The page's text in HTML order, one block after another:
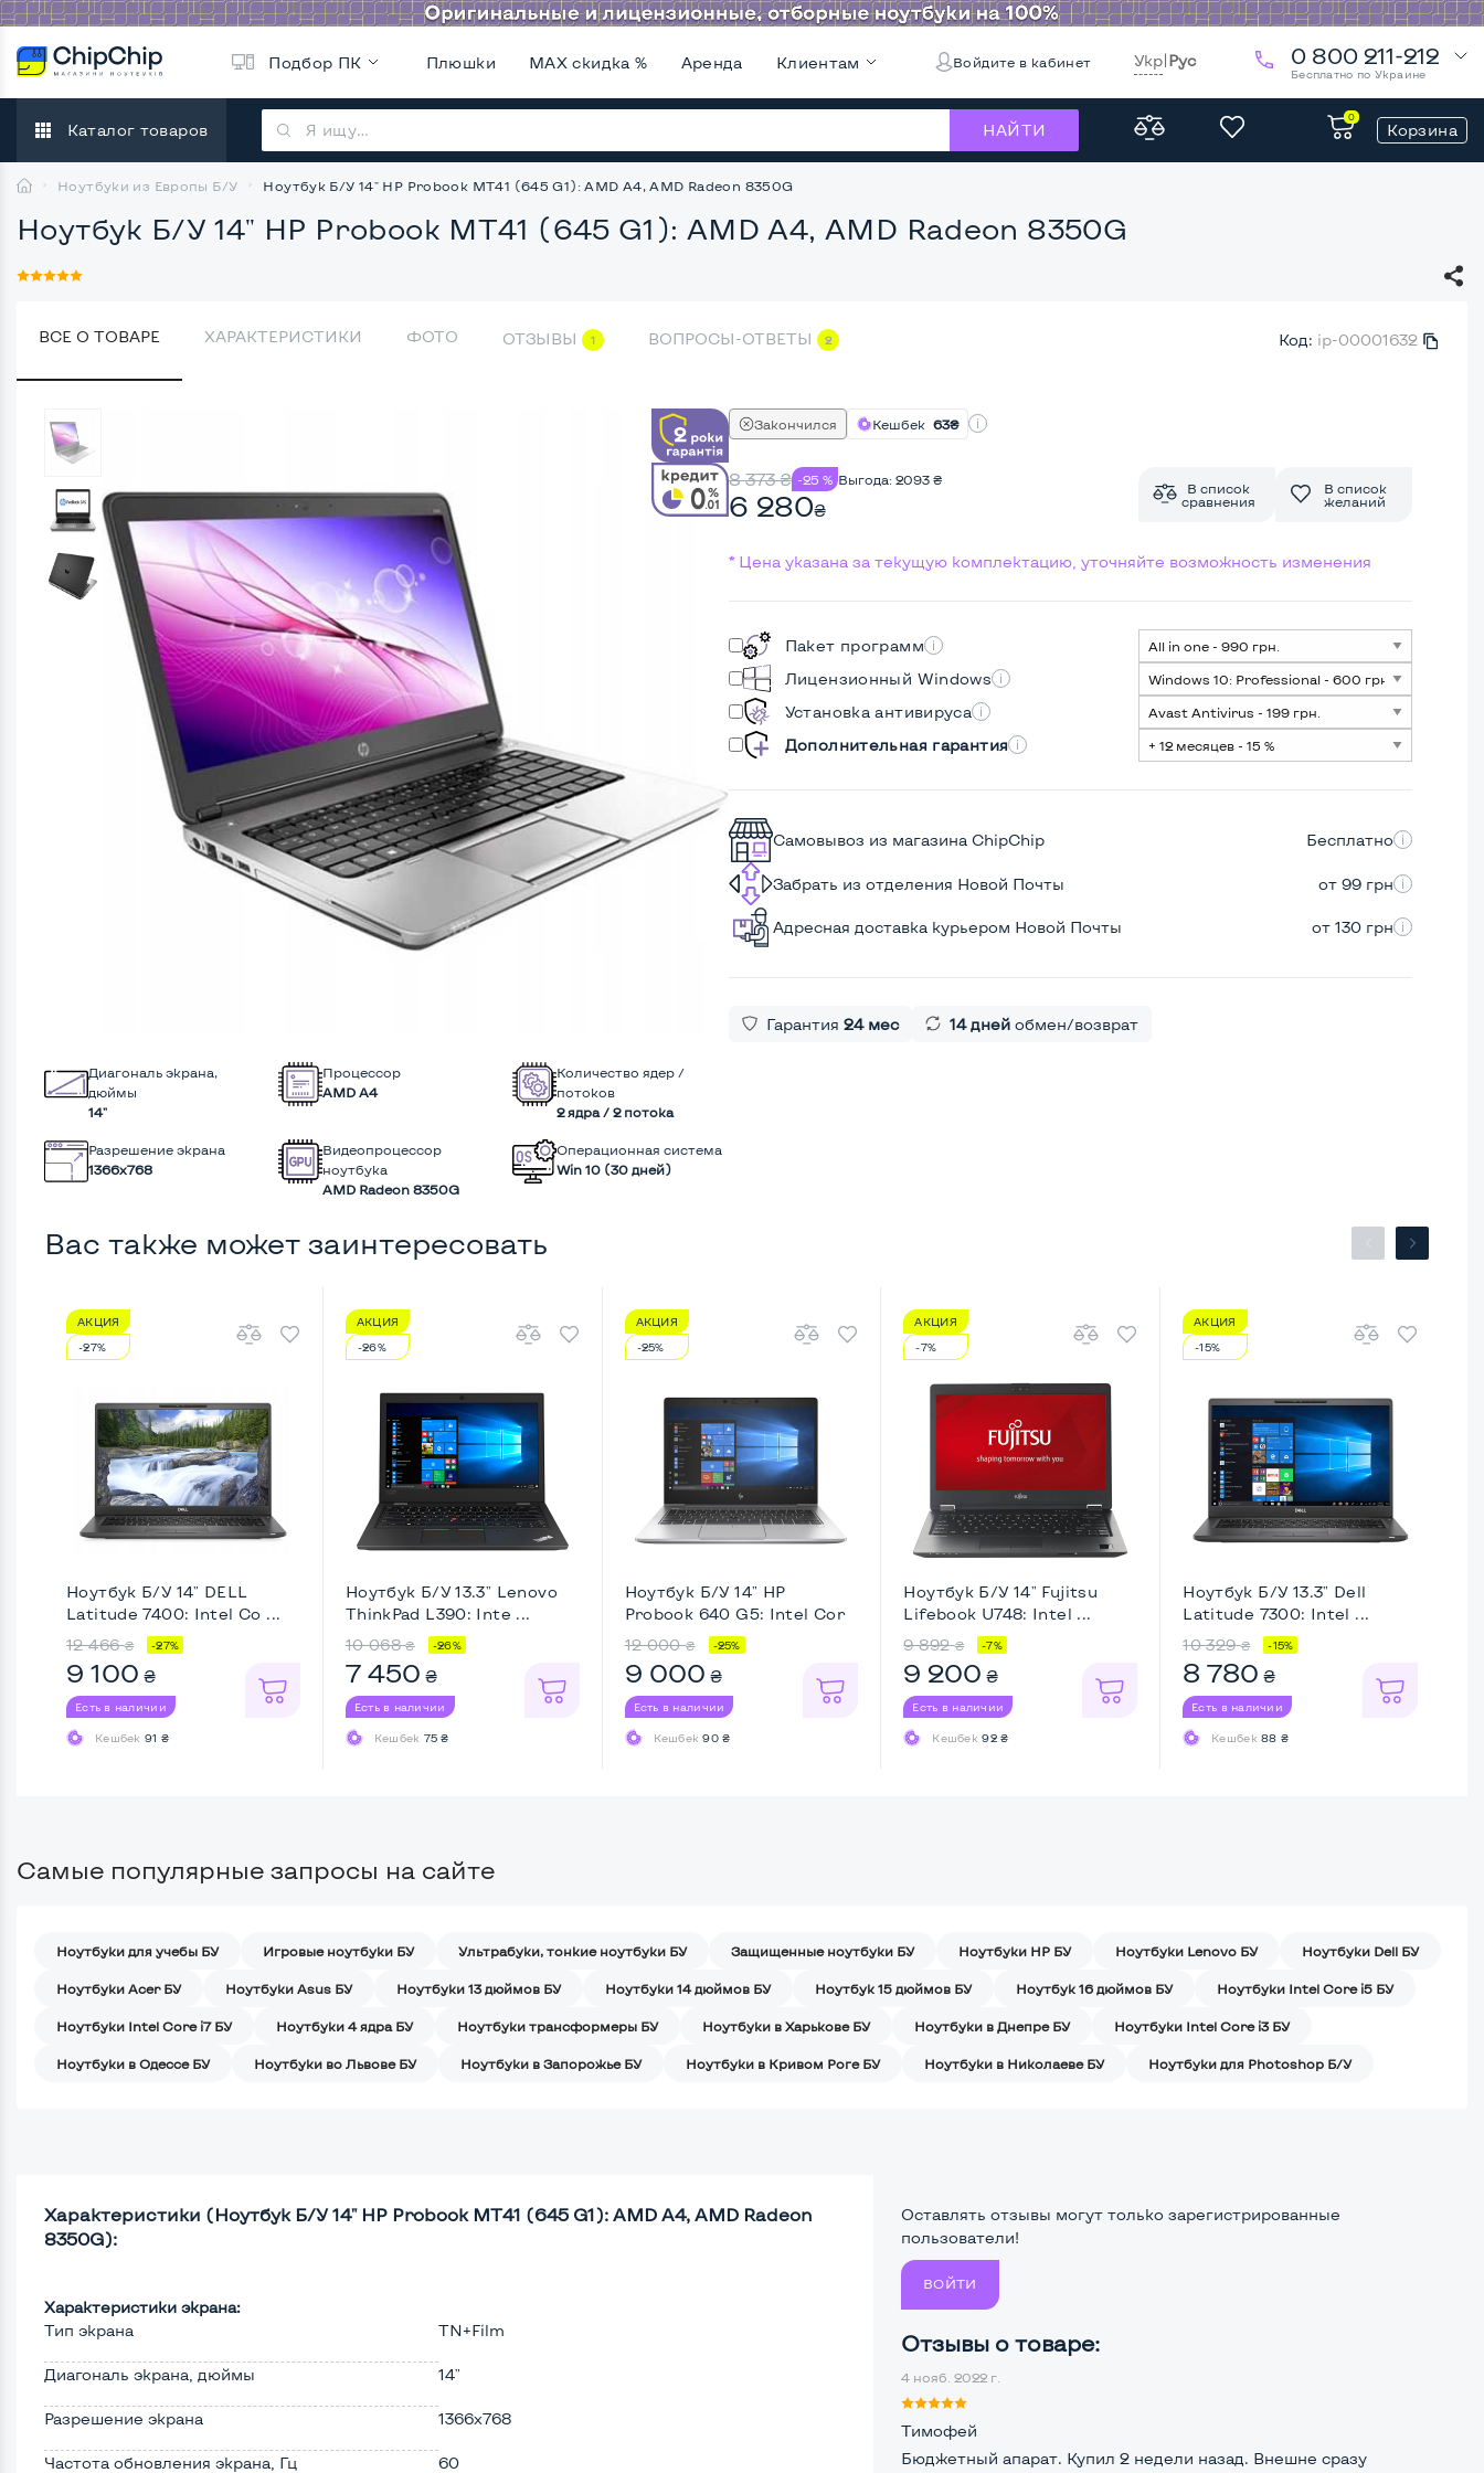
Подбор ПК Плюшки MAX скидка % Аренда Клиентам Войдите в кабинет Укр|Рус 0 800 211-212
Бесплатно по Украине
Каталог товаров НАЙТИ
0
Корзина
Ноутбуки из Европы Б/У Ноутбук Б/У 14" HP Probook MT41 (645 G1): AMD A4, AMD Radeon 8350G
Ноутбук Б/У 14" HP Probook MT41 (645 G1): AMD A4, AMD Radeon 8350G
ВСЕ О ТОВАРЕ ХАРАКТЕРИСТИКИ ФОТО ОТЗЫВЫ 1 ВОПРОСЫ-ОТВЕТЫ 2 Код: ip-00001632
Диагональ экрана,
дюймы
14"
Процессор
AMD А4
Количество ядер /
потоков
2 ядра / 2 потока
Разрешение экрана
1366x768
Видеопроцессор
ноутбука
AMD Radeon 8350G
Операционная система
Win 10 (30 дней)
Закончился Кешбек 63₴
8 373₴ -25 % Выгода: 2093₴
6 280₴
В список
сравнения
В список
желаний
* Цена указана за текущую комплектацию, уточняйте возможность изменения
Пакет программ
Лицензионный Windows
Установка антивируса
Дополнительная гарантия
Самовывоз из магазина ChipChip Бесплатно
Забрать из отделения Новой Почты от 99 грн
Адресная доставка курьером Новой Почты от 130 грн
Гарантия 24 мес 14 днейобмен/возврат
Вас также может заинтересовать
АКЦИЯ
-27%
Ноутбук Б/У 14" DELL
Latitude 7400: Intel Co ...
12 466 ₴ -27%
9 100 ₴
Есть в наличии
Кешбек 91 ₴
АКЦИЯ
-26%
Ноутбук Б/У 13.3" Lenovo
ThinkPad L390: Inte ...
10 068 ₴ -26%
7 450 ₴
Есть в наличии
Кешбек 75 ₴
АКЦИЯ
-25%
Ноутбук Б/У 14" HP
Probook 640 G5: Intel Cor
...
12 000 ₴ -25%
9 000 ₴
Есть в наличии
Кешбек90 ₴
АКЦИЯ
-7%
Ноутбук Б/У 14" Fujitsu
Lifebook U748: Intel ...
9 892 ₴ -7%
9 200 ₴
Есть в наличии
Кешбек92 ₴
АКЦИЯ
-15%
Ноутбук Б/У 13.3" Dell
Latitude 7300: Intel ...
10 329 ₴ -15%
8 780 ₴
Есть в наличии
Кешбек88 ₴
Самые популярные запросы на сайте
Ноутбуки для учебы БУ Игровые ноутбуки БУ Ультрабуки, тонкие ноутбуки БУ Защищенные ноутбуки БУ Ноутбуки HP БУ Ноутбуки Lenovo БУ Ноутбуки Dell БУ
Ноутбуки Acer БУ Ноутбуки Asus БУ Ноутбуки 13 дюймов БУ Ноутбуки 14 дюймов БУ Ноутбук 15 дюймов БУ Ноутбук 16 дюймов БУ Ноутбуки Intel Core i5 БУ
Ноутбуки Intel Core i7 БУ Ноутбуки 4 ядра БУ Ноутбуки трансформеры БУ Ноутбуки в Харькове БУ Ноутбуки в Днепре БУ Ноутбуки Intel Core i3 БУ
Ноутбуки в Одессе БУ Ноутбуки во Львове БУ Ноутбуки в Запорожье БУ Ноутбуки в Кривом Роге БУ Ноутбуки в Николаеве БУ Ноутбуки для Photoshop Б/У
Характеристики (Ноутбук Б/У 14" HP Probook MT41 (645 G1): AMD A4, AMD Radeon
8350G):
Характеристики экрана:
Тип экрана
TN+Film
Диагональ экрана, дюймы 14"
Разрешение экрана 1366x768
Частота обновления экрана, Гц 60
Оставлять отзывы могут только зарегистрированные
пользователи!
ВОЙТИ
Отзывы о товаре:
4 нояб. 2022 г.
Тимофей
Бюджетный апарат. Купил 2 недели назад. Внешне сразу